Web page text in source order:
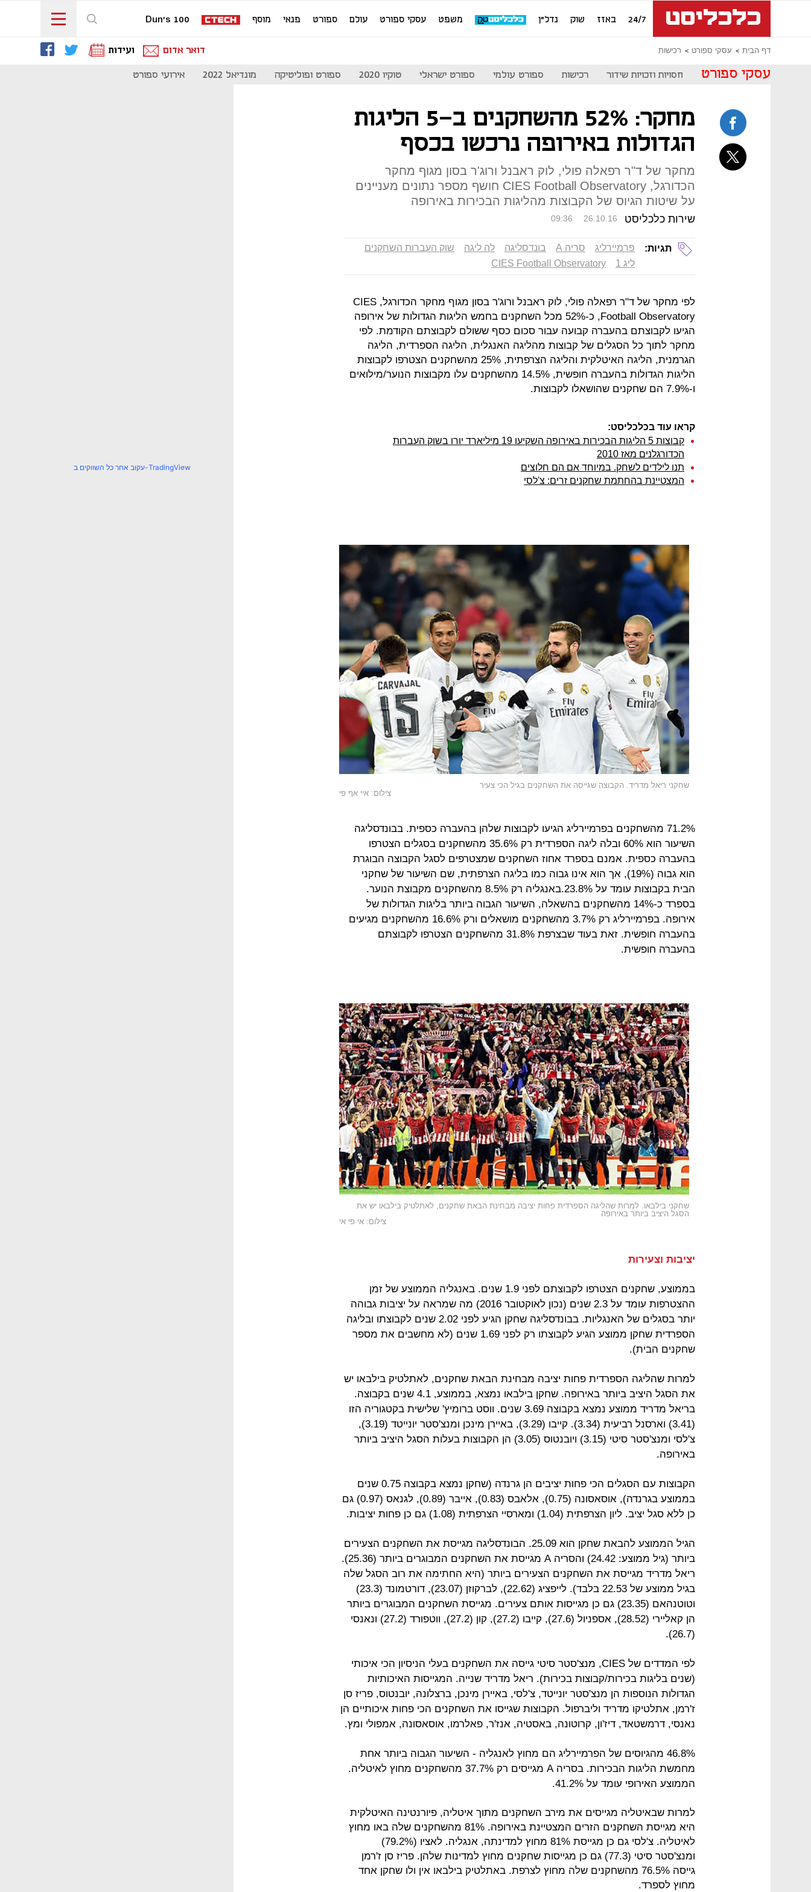
24/7 באזז שוק נדל"ן משפט עסקי ספורט עולם ספורט פנאי מוסף Dun's 100
דף הבית עסקי ספורט רכישות דואר אדום ועידות
עסקי ספורט חסויות וזכויות שידור רכישות ספורט עולמי ספורט ישראלי טוקיו 2020 ספורט ופוליטיקה מונדיאל 2022 אירועי ספורט
מחקר: 52% מהשחקנים ב-5 הליגות
הגדולות באירופה נרכשו בכסף
מחקר של ד"ר רפאלה פולי, לוק ראבנל ורוג'ר בסון מגוף מחקר
הכדורגל, CIES Football Observatory חושף מספר נתונים מעניינים
על שיטות הגיוס של הקבוצות מהליגות הבכירות באירופה
שירות כלכליסט 09:36 26.10.16
תגיות: פרמיירליג סריה A בונדסליגה לה ליגה
שוק העברות השחקנים
ליג 1
CIES Football Observatory
לפי מחקר של ד"ר רפאלה פולי, לוק ראבנל ורוג'ר בסון מגוף מחקר הכדורגל, CIES
Football Observatory, כ-52% מכל השחקנים בחמש הליגות הגדולות של אירופה
הגיעו לקבוצתם בהעברה קבועה עבור סכום כסף ששולם לקבוצתם הקודמת. לפי
מחקר לתוך כל הסגלים של קבוצות מהליגה האנגלית, הליגה הספרדית, הליגה
הגרמנית, הליגה האיטלקית והליגה הצרפתית, 25% מהשחקנים הצטרפו לקבוצות
הליגות הגדולות בהעברה חופשית, 14.5% מהשחקנים עלו מקבוצות הנוער/מילואים
ו-7.9% הם שחקנים שהושאלו לקבוצות.
קראו עוד בכלכליסט:
קבוצות 5 הליגות הבכירות באירופה השקיעו 19 מיליארד יורו בשוק העברות
הכדורגלנים מאז 2010
תנו לילדים לשחק. במיוחד אם הם חלוצים
המצטיינת בהחתמת שחקנים זרים: צ'לסי
שחקני ריאל מדריד. הקבוצה שגייסה את השחקנים בגיל הכי צעיר
צילום: איי אף פי
71.2% מהשחקנים בפרמיירליג הגיעו לקבוצות שלהן בהעברה כספית. בבונדסליגה
השיעור הוא 60% ובלה ליגה הספרדית רק 35.6% מהשחקנים בסגלים הצטרפו
בהעברה כספית. אמנם בספרד אחוז השחקנים שמצטרפים לסגל הקבוצה הבוגרת
הוא גבוה (19%), אך הוא אינו גבוה כמו בליגה הצרפתית, שם השיעור של שחקני
הבית בקבוצות עומד על 23.8%.באנגליה רק 8.5% מהשחקנים מקבוצת הנוער.
בספרד כ-14% מהשחקנים בהשאלה, השיעור הגבוה ביותר בליגות הגדולות של
אירופה. בפרמיירליג רק 3.7% מהשחקנים מושאלים ורק 16.6% מהשחקנים מגיעים
בהעברה חופשית. זאת בעוד שבצרפת 31.8% מהשחקנים הצטרפו לקבוצתם
בהעברה חופשית.
שחקני בילבאו. למרות שהליגה הספרדית פחות יציבה מבחינת הבאת שחקנים, לאתלטיק בילבאו יש את
הסגל היציב ביותר באירופה
צילום: אי פי אי
יציבות וצעירות
בממוצע, שחקנים הצטרפו לקבוצתם לפני 1.9 שנים. באנגליה הממוצע של זמן
ההצטרפות עומד על 2.3 שנים (נכון לאוקטובר 2016) מה שמראה על יציבות גבוהה
יותר בסגלים של האנגליות. בבונדסליגה שחקן הגיע לפני 2.02 שנים לקבוצתו ובליגה
הספרדית שחקן ממוצע הגיע לקבוצתו רק לפני 1.69 שנים (לא מחשבים את מספר
שחקנים הבית).
למרות שהליגה הספרדית פחות יציבה מבחינת הבאת שחקנים, לאתלטיק בילבאו יש
את הסגל היציב ביותר באירופה. שחקן בילבאו נמצא, בממוצע, 4.1 שנים בקבוצה.
בריאל מדריד ממוצע נמצא בקבוצה 3.69 שנים. ווסט ברומיץ' שלישית בקטגוריה הזו
(3.41) וארסנל רביעית (3.34). קייבו (3.29), באיירן מינכן ומנצ'סטר יונייטד (3.19),
צ'לסי ומנצ'סטר סיטי (3.15) ויובנטוס (3.05) הן הקבוצות בעלות הסגל היציב ביותר
באירופה.
הקבוצות עם הסגלים הכי פחות יציבים הן גרנדה (שחקן נמצא בקבוצה 0.75 שנים
בממוצע בגרנדה), אוסאסונה (0.75), אלאבס (0.83), אייבר (0.89), לגנאס (0.97) גם
כן ללא סגל יציב. ליון הצרפתית (1.04) ומארסיי הצרפתית (1.08) גם כן פחות יציבות.
הגיל הממוצע להבאת שחקן הוא 25.09. הבונדסליגה מגייסת את השחקנים הצעירים
ביותר (גיל ממוצע: 24.42) והסריה A מגייסת את השחקנים המבוגרים ביותר (25.36).
ריאל מדריד מגייסת את השחקנים הצעירים ביותר (היא החתימה את רוב הסגל שלה
בגיל ממוצע של 22.53 בלבד). לייפציג (22.62), לברקוזן (23.07), דורטמונד (23.3)
וטוטנהאם (23.35) גם כן מגייסות אותם צעירים. מגייסת השחקנים המבוגרים ביותר
הן קאליירי (28.52), אספניול (27.6), קייבו (27.2), קון (27.2), ווטפורד (27.2) ונאנסי
(26.7).
לפי המדדים של CIES, מנצ'סטר סיטי גייסה את השחקנים בעלי הניסיון הכי איכותי
(שנים בליגות בכירות/קבוצות בכירות). ריאל מדריד שנייה. המגייסות האיכותיות
הגדולות הנוספות הן מנצ'סטר יונייטד, צ'לסי, באיירן מינכן, ברצלונה, יובנטוס, פריז סן
ז'רמן, אתלטיקו מדריד וליברפול. הקבוצות שגייסו את השחקנים הכי פחות איכותיים הן
נאנסי, דרמשטאד, דיז'ון, קרוטונה, באסטיה, אנז'ר, פאלרמו, אוסאסונה, אמפולי ומץ.
46.8% מהגיוסים של הפרמיירליג הם מחוץ לאנגליה - השיעור הגבוה ביותר אחת
מחמשת הליגות הבכירות. בסריה A מגייסים רק 37.7% מהשחקנים מחוץ לאיטליה.
הממוצע האירופי עומד על 41.2%.
למרות שבאיטליה מגייסים את מירב השחקנים מתוך איטליה, פיורנטינה האיטלקית
היא מגייסת השחקנים הזרים המצטיינת באירופה. 81% מהשחקנים שלה באו מחוץ
לאיטליה. צ'לסי גם כן מגייסת 81% מחוץ למדינתה, אנגליה. לאציו (79.2%)
ומנצ'סטר סיטי (77.3) גם כן מגייסות שחקנים מחוץ למדינות שלהן. פריז סן ז'רמן
גייסה 76.5% מהשחקנים שלה מחוץ לצרפת. באתלטיק בילבאו אין ולו שחקן אחד
מחוץ לספרד.
עקוב אחר כל השווקים ב-TradingView